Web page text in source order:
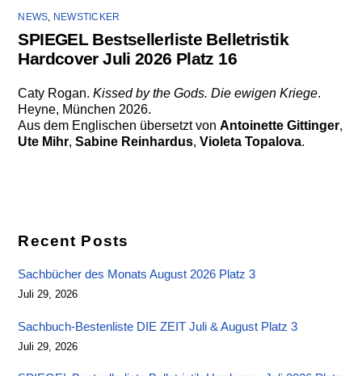
NEWS, NEWSTICKER
SPIEGEL Bestsellerliste Belletristik
Hardcover Juli 2026 Platz 16
Caty Rogan.Kissed by the Gods. Die ewigen Kriege.
Heyne, München 2026.
Aus dem Englischen übersetzt vonAntoinette Gittinger,
Ute Mihr,Sabine Reinhardus,Violeta Topalova.
Recent Posts
Sachbücher des Monats August 2026 Platz 3
Juli 29, 2026
Sachbuch-Bestenliste DIE ZEIT Juli & August Platz 3
Juli 29, 2026